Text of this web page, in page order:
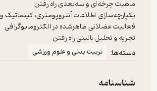
تجزیه و تحلیل بالینی راه رفتن
دسته‌ها: تربیت بدنی و علوم ورزشی
شناسنامه